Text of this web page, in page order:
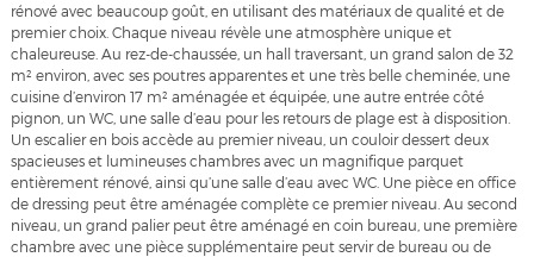
rénové avec beaucoup goût, en utilisant des matériaux de qualité et de
premier choix. Chaque niveau révèle une atmosphère unique et
chaleureuse. Au rez-de-chaussée, un hall traversant, un grand salon de 32
m² environ, avec ses poutres apparentes et une très belle cheminée, une
cuisine d’environ 17 m² aménagée et équipée, une autre entrée côté
pignon, un WC, une salle d’eau pour les retours de plage est à disposition.
Un escalier en bois accède au premier niveau, un couloir dessert deux
spacieuses et lumineuses chambres avec un magnifique parquet
entièrement rénové, ainsi qu’une salle d’eau avec WC. Une pièce en office
de dressing peut être aménagée complète ce premier niveau. Au second
niveau, un grand palier peut être aménagé en coin bureau, une première
chambre avec une pièce supplémentaire peut servir de bureau ou de